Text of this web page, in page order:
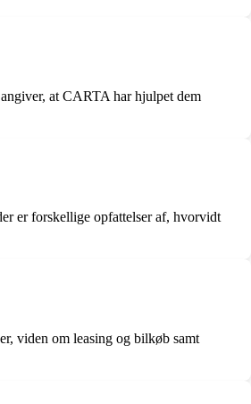
at CARTA har hjulpet dem
er forskellige opfattelser af, hvorvidt
viden om leasing og bilkøb samt